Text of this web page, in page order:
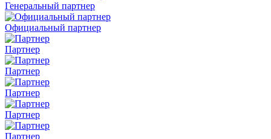
Генеральный партнер
Официальный партнер
Партнер
Партнер
Партнер
Партнер
Партнер